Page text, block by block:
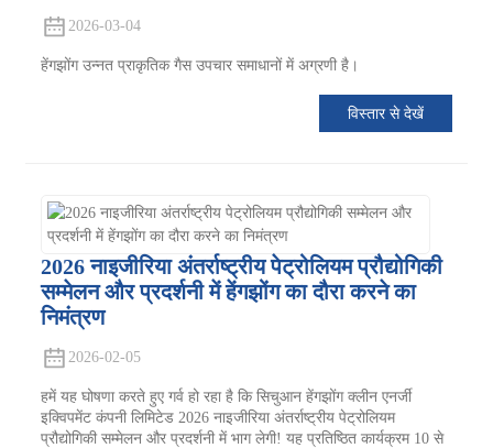
2026-03-04
हेंगझोंग उन्नत प्राकृतिक गैस उपचार समाधानों में अग्रणी है।
विस्तार से देखें
2026 नाइजीरिया अंतर्राष्ट्रीय पेट्रोलियम प्रौद्योगिकी
सम्मेलन और प्रदर्शनी में हेंगझोंग का दौरा करने का
निमंत्रण
2026-02-05
हमें यह घोषणा करते हुए गर्व हो रहा है कि सिचुआन हेंगझोंग क्लीन एनर्जी
इक्विपमेंट कंपनी लिमिटेड 2026 नाइजीरिया अंतर्राष्ट्रीय पेट्रोलियम
प्रौद्योगिकी सम्मेलन और प्रदर्शनी में भाग लेगी! यह प्रतिष्ठित कार्यक्रम 10 से